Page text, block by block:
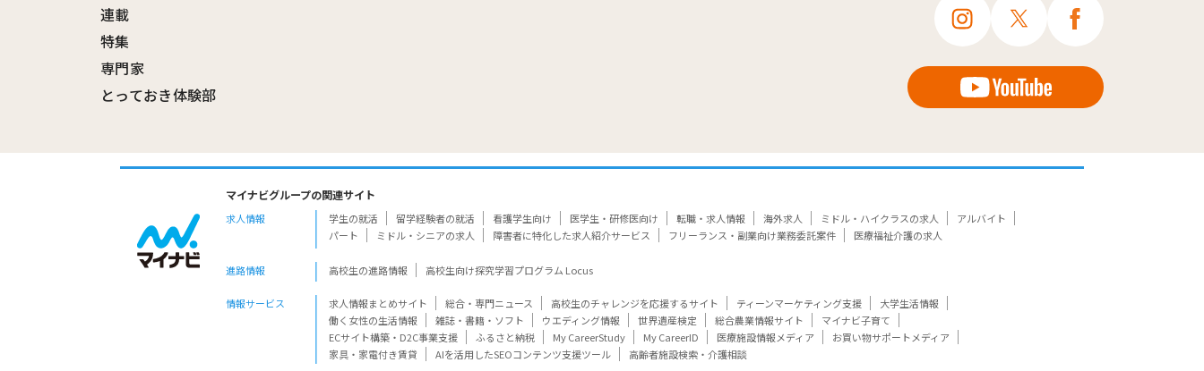
連載
特集
専門家
とっておき体験部
マイナビグループの関連サイト
求人情報 学生の就活 留学経験者の就活 看護学生向け 医学生・研修医向け 転職・求人情報 海外求人 ミドル・ハイクラスの求人
アルバイト
パート
ミドル・シニアの求人 障害者に特化した求人紹介サービス フリーランス・副業向け業務委託案件 医療福祉介護の求人
進路情報 高校生の進路情報 高校生向け探究学習プログラム Locus
情報サービス 求人情報まとめサイト 総合・専門ニュース 高校生のチャレンジを応援するサイト ティーンマーケティング支援
大学生活情報
働く女性の生活情報
雑誌・書籍・ソフト ウエディング情報 世界遺産検定 総合農業情報サイト
マイナビ子育て
ECサイト構築・D2C事業支援
ふるさと納税 My CareerStudy My CareerID 医療施設情報メディア
お買い物サポートメディア
家具・家電付き賃貸
AIを活用したSEOコンテンツ支援ツール 高齢者施設検索・介護相談